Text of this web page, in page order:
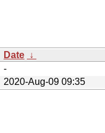
Date ↓
-
2020-Aug-09 09:35